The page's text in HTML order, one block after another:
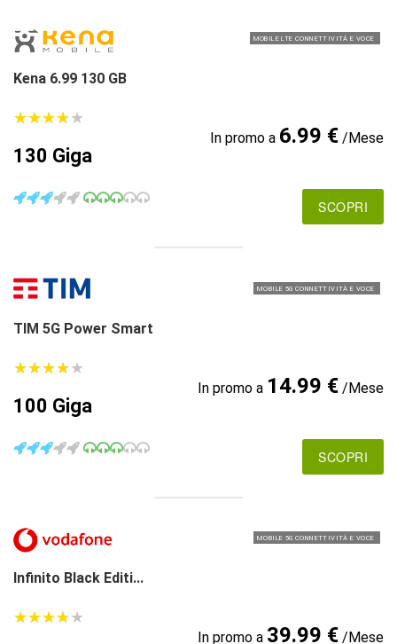
MOBILE LTE CONNETTIVITÀ E VOCE
Kena 6.99 130 GB
★★★★★
★★★★★
130 Giga
In promo a 6.99 €/Mese
SCOPRI
MOBILE 5G CONNETTIVITÀ E VOCE
TIM 5G Power Smart
★★★★★
★★★★★
100 Giga
In promo a 14.99 €/Mese
SCOPRI
MOBILE 5G CONNETTIVITÀ E VOCE
Infinito Black Editi...
★★★★★
★★★★★
In promo a 39.99 €/Mese